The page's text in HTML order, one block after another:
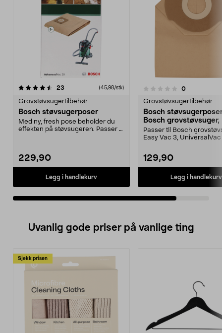
23 (45,98/stk)
Grovstøvsugertilbehør
Bosch støvsugerposer
Med ny, fresh pose beholder du
effekten på støvsugeren. Passer til
229,90
Legg i handlekurv
0.0 av 5 stjerner 0anmeldelser
Grovstøvsugertilbehør
Bosch
Bosch grovstøvsuger,
pakning
Passer til Bosch
Easy Vac 3, UniversalVac
129,90
Legg i handlekurv
Uvanlig gode priser på vanlige ting
Sjekk prisen